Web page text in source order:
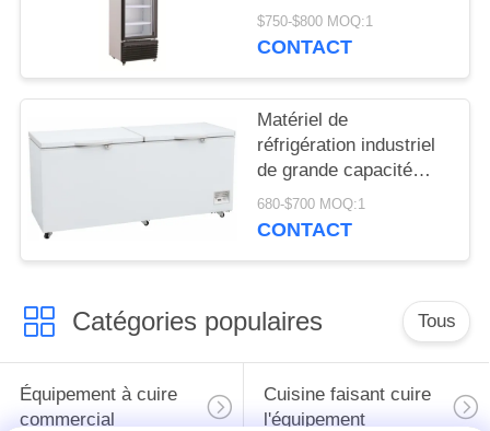
PRIVACY
POLICY
supermarché droit en
verre de refroidisseur
$750-$800 MOQ:1
CONTACT
Matériel de
réfrigération industriel
de grande capacité
horizontal pour
l'entreposage au froid
680-$700 MOQ:1
CONTACT
Catégories populaires Tous
Équipement à cuire
commercial
Cuisine faisant cuire
l'équipement